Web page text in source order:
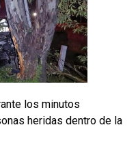
los minutos
heridas dentro de la